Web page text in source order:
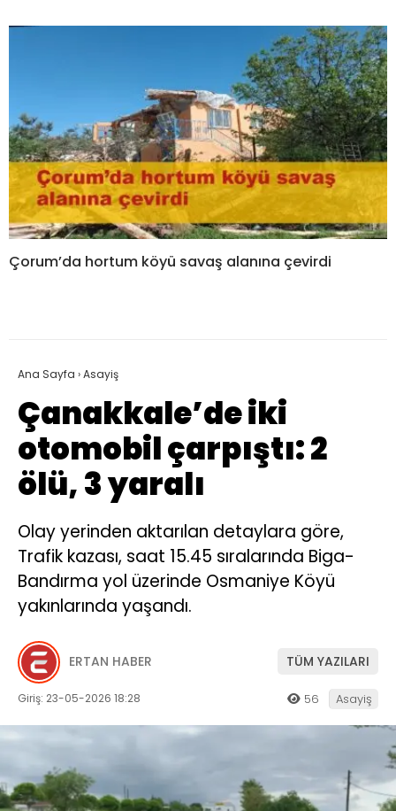
Çorum’da hortum köyü savaş alanına çevirdi
Ana Sayfa ›Asayiş
Çanakkale’de iki
otomobil çarpıştı: 2
ölü, 3 yaralı
Olay yerinden aktarılan detaylara göre,
Trafik kazası, saat 15.45 sıralarında Biga-
Bandırma yol üzerinde Osmaniye Köyü
yakınlarında yaşandı.
ERTAN HABER TÜM YAZILARI
Giriş: 23-05-2026 18:28 56 Asayiş